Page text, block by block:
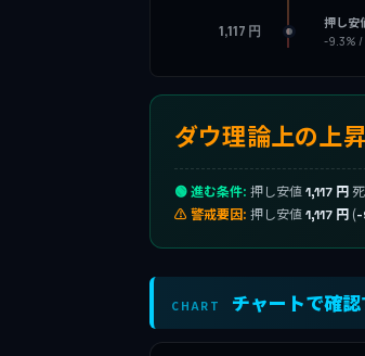
1,117 円 押し安
-9.3% /
ダウ理論上の上
🟢 進む条件: 押し安値1,117 円
⚠ 警戒要因: 押し安値1,117 円 (-
CHART チャートで確認